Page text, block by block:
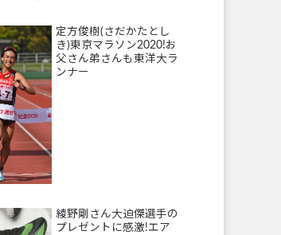
定方俊樹(さだかたとし
き)東京マラソン2020!お
父さん弟さんも東洋大ラ
ンナー
綾野剛さん大迫傑選手の
プレゼントに感激!エア